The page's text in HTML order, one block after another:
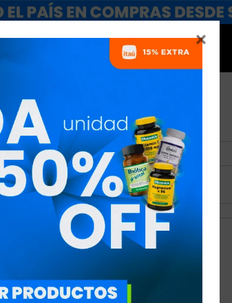

NUTRICIONISTAS
DE MASA
($) ESPECIALES